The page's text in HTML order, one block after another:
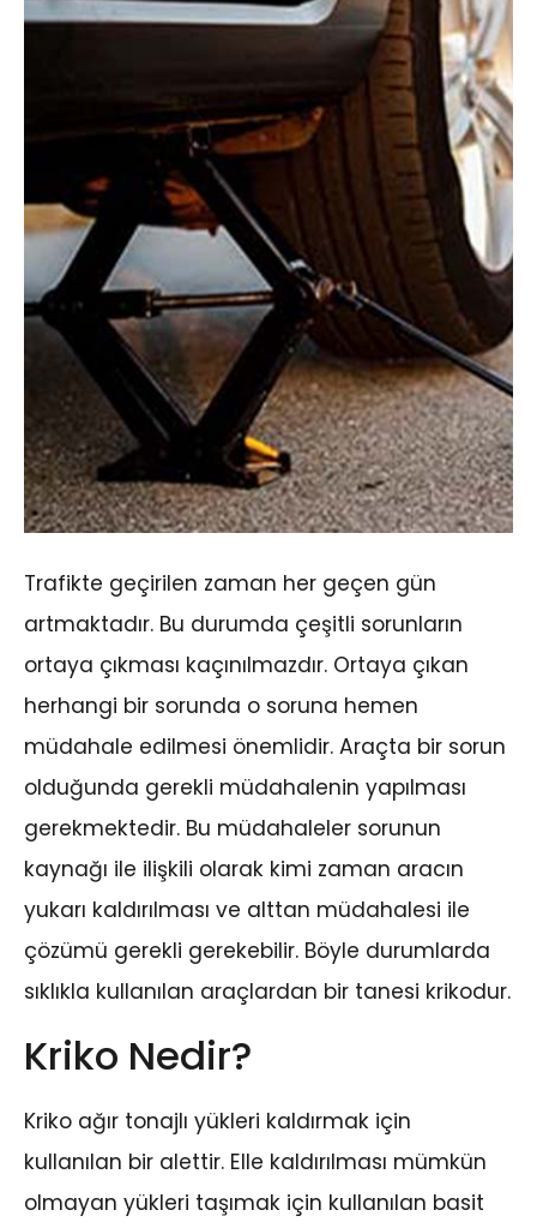
Trafikte geçirilen zaman her geçen gün
artmaktadır. Bu durumda çeşitli sorunların
ortaya çıkması kaçınılmazdır. Ortaya çıkan
herhangi bir sorunda o soruna hemen
müdahale edilmesi önemlidir. Araçta bir sorun
olduğunda gerekli müdahalenin yapılması
gerekmektedir. Bu müdahaleler sorunun
kaynağı ile ilişkili olarak kimi zaman aracın
yukarı kaldırılması ve alttan müdahalesi ile
çözümü gerekli gerekebilir. Böyle durumlarda
sıklıkla kullanılan araçlardan bir tanesi krikodur.
Kriko Nedir?
Kriko ağır tonajlı yükleri kaldırmak için
kullanılan bir alettir. Elle kaldırılması mümkün
olmayan yükleri taşımak için kullanılan basit